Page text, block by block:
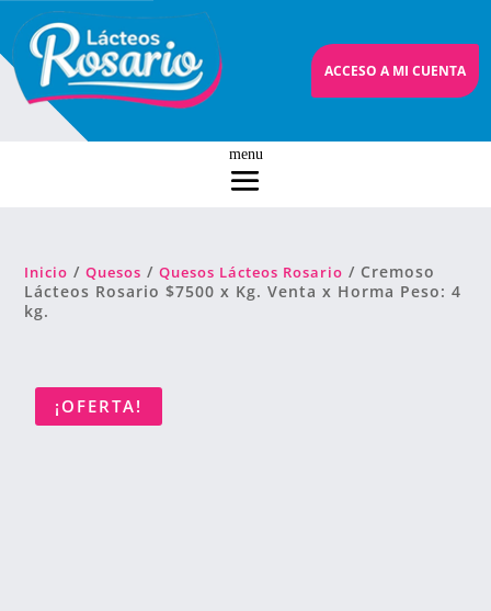
ACCESO A MI CUENTA
Inicio /Quesos /Quesos Lácteos Rosario / Cremoso
Lácteos Rosario $7500 x Kg. Venta x Horma Peso: 4
kg.
¡OFERTA!